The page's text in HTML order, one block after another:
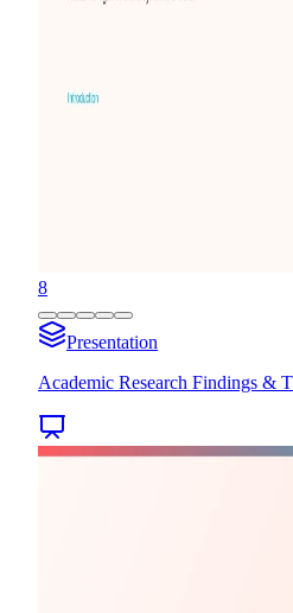
8
Presentation
Academic Research Findings &